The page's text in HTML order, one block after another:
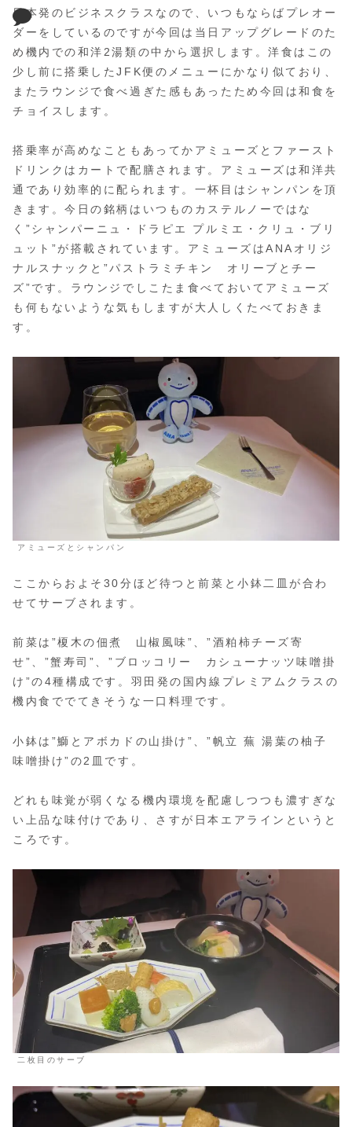
日本発のビジネスクラスなので、いつもならばプレオー
ダーをしているのですが今回は当日アップグレードのた
め機内での和洋2湯類の中から選択します。洋食はこの
少し前に搭乗したJFK便のメニューにかなり似ており、
またラウンジで食べ過ぎた感もあったため今回は和食 を
チョイスします。
搭乗率が高めなこともあってかアミューズとファースト
ドリンクはカートで配膳されます。アミューズは和洋共
通であり効率的に配られます。一杯目はシャンパンを頂
きます。今日の銘柄はいつものカステルノーではな
く”シャンパーニュ・ドラピエ プルミエ・クリュ・ブリ
ュット”が搭載されています。アミューズはANAオリジ
ナルスナックと”パストラミチキン オリーブとチー
ズ”です。ラウンジでしこたま食べておいてアミューズ
も何もないような気もしますが大人しくたべておきま
す。
アミューズとシャンパン
ここからおよそ30分ほど待つと前菜と小鉢二皿が合わ
せてサーブされます。
前菜は”榎木の佃煮 山椒風味”、”酒粕柿チーズ寄
せ”、”蟹寿司”、”ブロッコリー カシューナッツ味噌掛
け”の4種構成です。羽田発の国内線プレミアムクラスの
機内食ででてきそうな一口料理です。
小鉢は”鰤とアボカドの山掛け”、”帆立 蕪 湯葉の柚子
味噌掛け”の2皿です。
どれも味覚が弱くなる機内環境を配慮しつつも濃すぎな
い上品な味付けであり、さすが日本エアラインというと
ころです。
二枚目のサーブ